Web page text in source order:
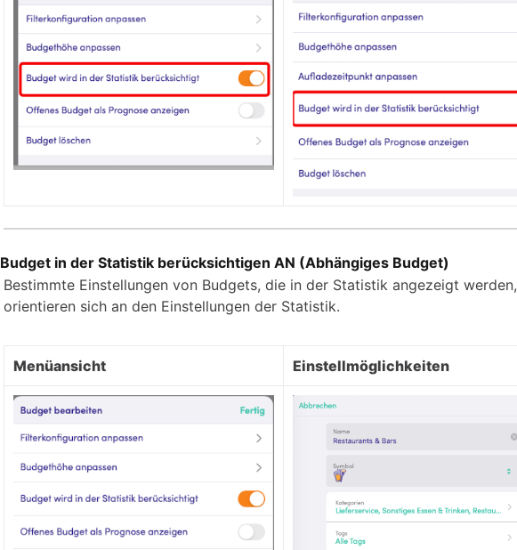
Budget in der Statistik berücksichtigen AN (Abhängiges Budget)
Bestimmte Einstellungen von Budgets, die in der Statistik angezeigt werden,
orientieren sich an den Einstellungen der Statistik.
Menüansicht Einstellmöglichkeiten